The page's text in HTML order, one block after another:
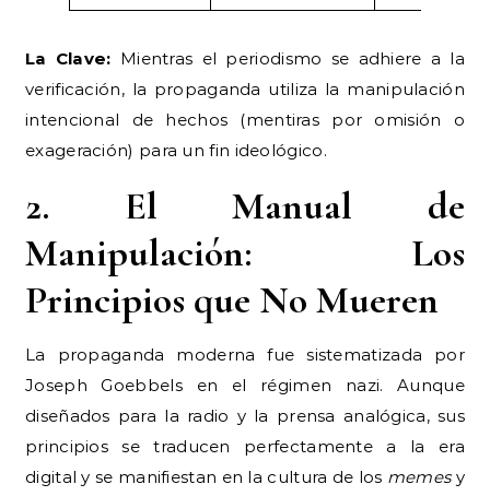
La Clave: Mientras el periodismo se adhiere a la
verificación, la propaganda utiliza la manipulación
intencional de hechos (mentiras por omisión o
exageración) para un fin ideológico.
2. El Manual de
Manipulación: Los
Principios que No Mueren
La propaganda moderna fue sistematizada por
Joseph Goebbels en el régimen nazi. Aunque
diseñados para la radio y la prensa analógica, sus
principios se traducen perfectamente a la era
digital y se manifiestan en la cultura de los memesy